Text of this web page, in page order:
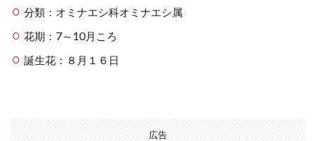
分類： オミナエシ科オミナエシ属
花期：7～10月ころ
誕生花： ８月１６日
広告